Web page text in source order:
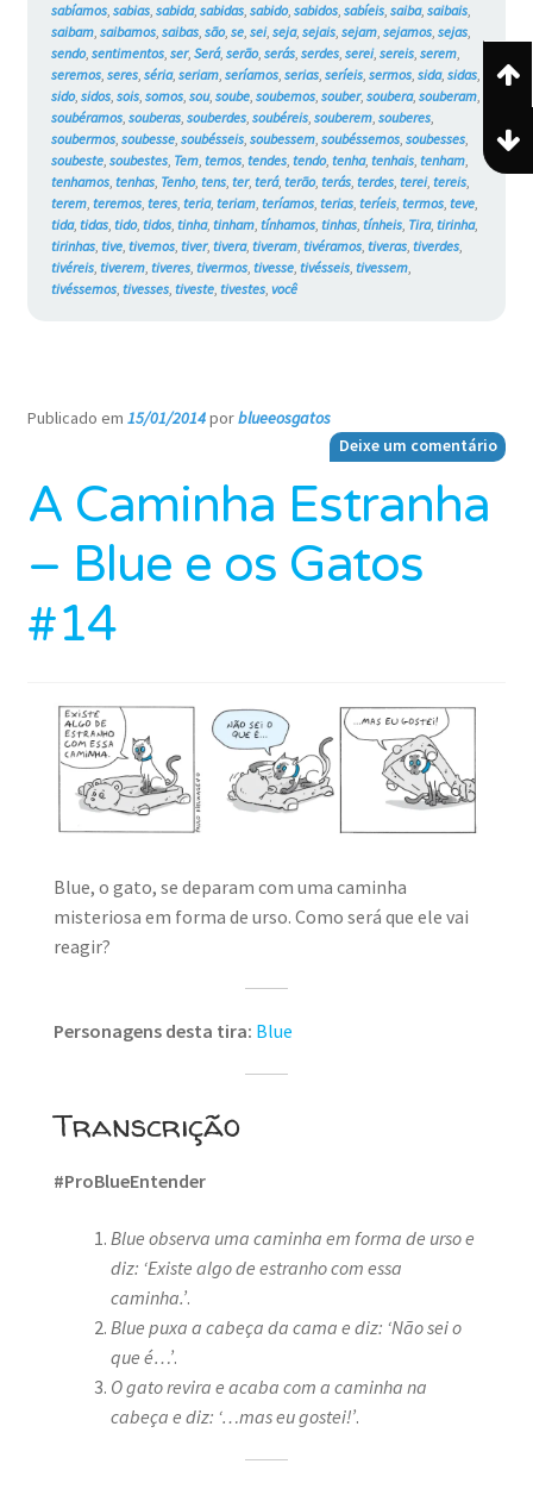
sabíamos, sabias, sabida, sabidas, sabido, sabidos, sabíeis, saiba, saibais,
saibam, saibamos, saibas, são, se, sei, seja, sejais, sejam, sejamos, sejas,
sendo, sentimentos, ser, Será, serão, serás, serdes, serei, sereis, serem,
seremos, seres, séria, seriam, seríamos, serias, seríeis, sermos, sida, sidas,
sido, sidos, sois, somos, sou, soube, soubemos, souber, soubera, souberam,
soubéramos, souberas, souberdes, soubéreis, souberem, souberes,
soubermos, soubesse, soubésseis, soubessem, soubéssemos, soubesses,
soubeste, soubestes, Tem, temos, tendes, tendo, tenha, tenhais, tenham,
tenhamos, tenhas, Tenho, tens, ter, terá, terão, terás, terdes, terei, tereis,
terem, teremos, teres, teria, teriam, teríamos, terias, teríeis, termos, teve,
tida, tidas, tido, tidos, tinha, tinham, tínhamos, tinhas, tínheis, Tira, tirinha,
tirinhas, tive, tivemos, tiver, tivera, tiveram, tivéramos, tiveras, tiverdes,
tivéreis, tiverem, tiveres, tivermos, tivesse, tivésseis, tivessem,
tivéssemos, tivesses, tiveste, tivestes, você
Publicado em 15/01/2014porblueeosgatos
Deixe um comentário
A Caminha Estranha
– Blue e os Gatos
#14
Blue, o gato, se deparam com uma caminha
misteriosa em forma de urso. Como será que ele vai
reagir?
Personagens desta tira: Blue
Transcrição
#ProBlueEntender
Blue observa uma caminha em forma de urso e
diz: ‘Existe algo de estranho com essa
caminha.’.
Blue puxa a cabeça da cama e diz: ‘Não sei o
que é…’.
O gato revira e acaba com a caminha na
cabeça e diz: ‘…mas eu gostei!’.